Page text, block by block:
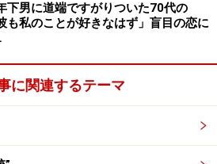
の話はしづらかったし、生活費
が足りなくなると私は自分の財布
た」
たりの話をきちんとしていなかっ
手の年金額もそれとなく聞いてお
んは後悔した。
下男に道端ですがりついた70代の
も私のことが好きなはず」盲目の恋に
に関連するテーマ